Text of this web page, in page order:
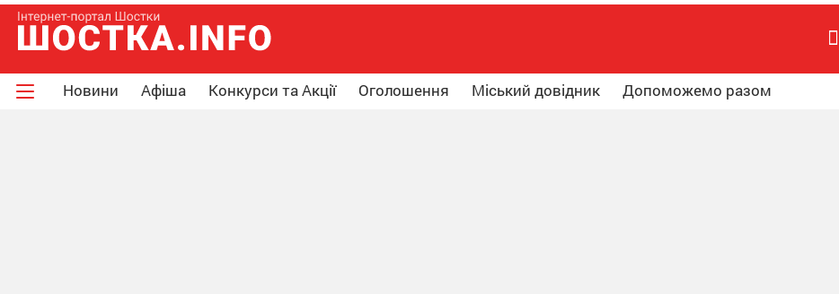
Новини Афіша Конкурси та Акції Оголошення Міський довідник Допоможемо разом